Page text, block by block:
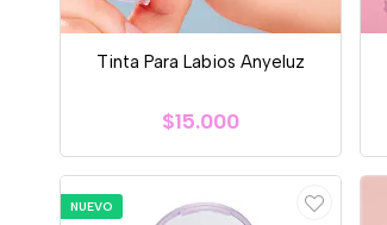
Tinta Para Labios Anyeluz
$15.000
NUEVO